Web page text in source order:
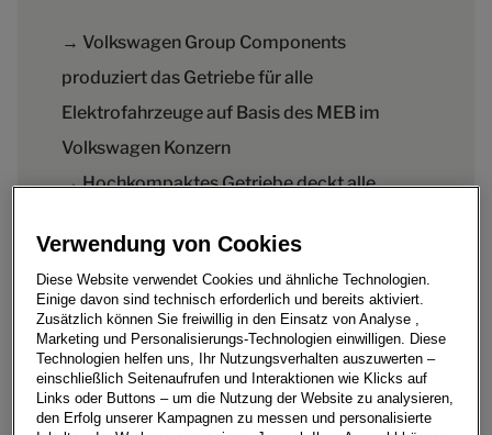
→ Volkswagen Group Components
produziert das Getriebe für alle
Elektrofahrzeuge auf Basis des MEB im
Volkswagen Konzern
→ Hochkompaktes Getriebe deckt alle
Leise, aber mit voller Kraft fährt der ID.32 von
Volkswagen in die neue Ära der EMobilität. Denn die
typischen Eigenschaften des elektrischen Antriebs
verändern die Art der Kraftübertragung. So wird die
Verwendung von Cookies
Diese Website verwendet Cookies und ähnliche Technologien.
Einige davon sind technisch erforderlich und bereits aktiviert.
Zusätzlich können Sie freiwillig in den Einsatz von Analyse ,
Marketing und Personalisierungs-Technologien einwilligen. Diese
Technologien helfen uns, Ihr Nutzungsverhalten auszuwerten –
einschließlich Seitenaufrufen und Interaktionen wie Klicks auf
Links oder Buttons – um die Nutzung der Website zu analysieren,
den Erfolg unserer Kampagnen zu messen und personalisierte